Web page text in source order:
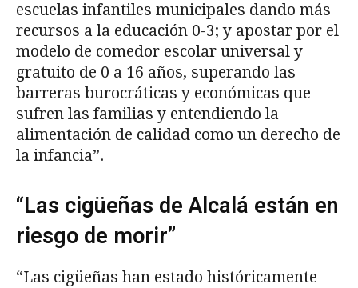
escuelas infantiles municipales dando más
recursos a la educación 0-3; y apostar por el
modelo de comedor escolar universal y
gratuito de 0 a 16 años, superando las
barreras burocráticas y económicas que
sufren las familias y entendiendo la
alimentación de calidad como un derecho de
la infancia”.
“Las cigüeñas de Alcalá están en
riesgo de morir”
“Las cigüeñas han estado históricamente